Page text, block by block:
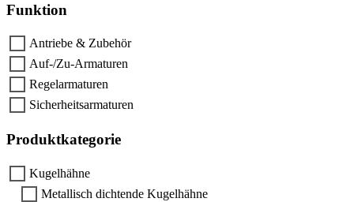
Funktion
Antriebe & Zubehör
Auf-/Zu-Armaturen
Regelarmaturen
Sicherheitsarmaturen
Produktkategorie
Kugelhähne
Metallisch dichtende Kugelhähne